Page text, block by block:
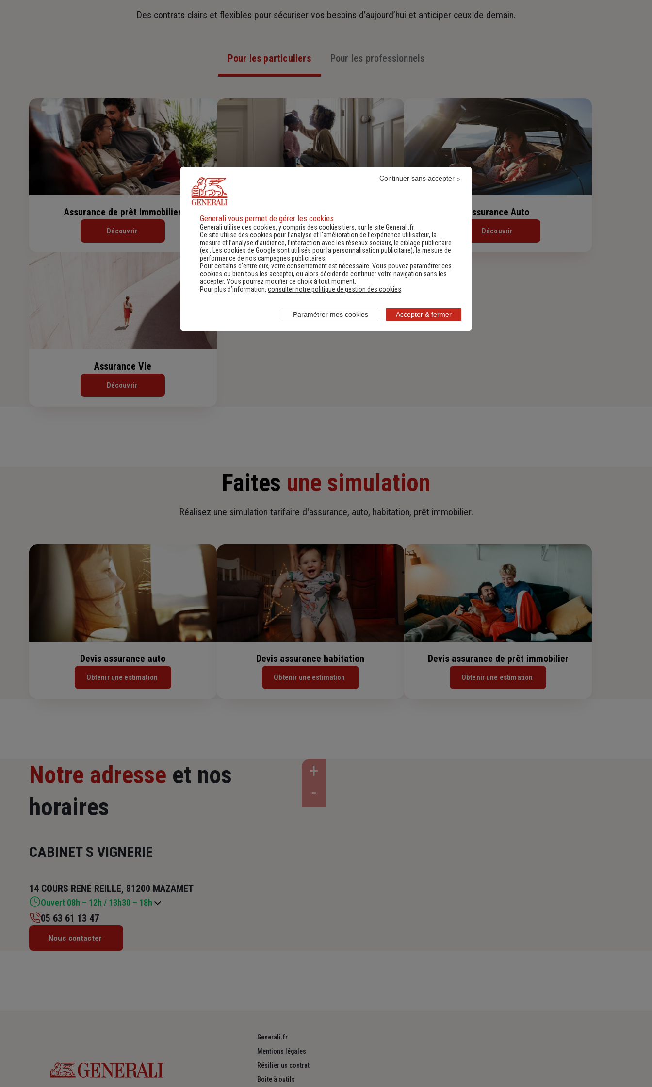
Des contrats clairs et flexibles pour sécuriser vos besoins d’aujourd’hui et anticiper ceux de demain.
Pour les particuliers Pour les professionnels
Assurance de prêt immobilier
Découvrir Découvrir
Assurance Auto
Découvrir
Assurance Vie
Découvrir
Faites une simulation
Réalisez une simulation tarifaire d'assurance, auto, habitation, prêt immobilier.
Devis assurance auto
Obtenir une estimation
Devis assurance habitation
Obtenir une estimation
Devis assurance de prêt immobilier
Obtenir une estimation
Notre adresse et nos
horaires
CABINET S VIGNERIE
14 COURS RENE REILLE, 81200 MAZAMET
Ouvert 08h – 12h / 13h30 – 18h
Mardi : 08h – 12h / 14h – 18h
05 63 61 13 47
Nous contacter
Generali.fr
Mentions légales
Résilier un contrat
Boite à outils
Generali vous permet de gérer les cookies
Generali utilise des cookies, y compris des cookies tiers, sur le site Generali.fr.
Ce site utilise des cookies pour l’analyse et l'amélioration de l’expérience utilisateur, la
mesure et l’analyse d’audience, l’interaction avec les réseaux sociaux, le ciblage publicitaire
(ex :
Les cookies de Google sont utilisés pour la personnalisation publicitaire), la mesure de
performance de nos campagnes publicitaires.
Pour certains d’entre eux, votre consentement est nécessaire. Vous pouvez paramétrer ces
cookies ou bien tous les accepter, ou alors décider de continuer votre navigation sans les
accepter. Vous pourrez modifier ce choix à tout moment.
Pour plus d’information, consulter notre politique de gestion des cookies
Accepter & fermer
Continuer sans accepter
Paramétrer mes cookies